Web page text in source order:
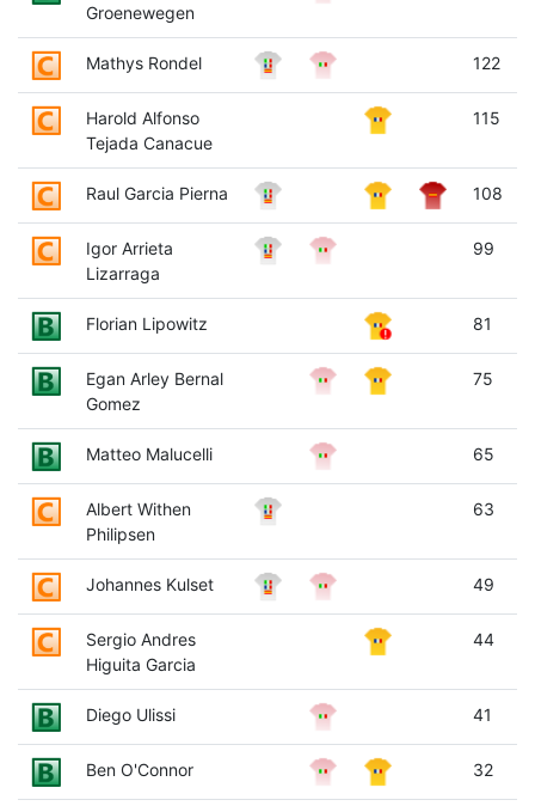
Groenewegen
Mathys Rondel 122
Harold Alfonso
Tejada Canacue
115
Raul Garcia Pierna 108
Igor Arrieta
Lizarraga
99
Florian Lipowitz 81
Egan Arley Bernal
Gomez
75
Matteo Malucelli 65
Albert Withen
Philipsen
63
Johannes Kulset 49
Sergio Andres
Higuita Garcia
44
Diego Ulissi 41
Ben O'Connor 32